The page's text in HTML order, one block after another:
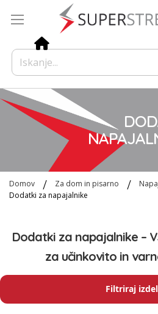
Domov Za dom in pisarno
Dodatki za napajalnike
Dodatki za napajalnike –
za učinkovito in
Filtriraj